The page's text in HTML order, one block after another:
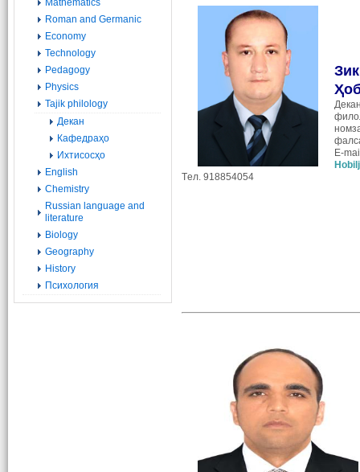
Mathematics
Roman and Germanic
Economy
Technology
Pedagogy
Physics
Tajik philology
Декан
Кафедраҳо
Ихтисосҳо
English
Chemistry
Russian language and
literature
Biology
Geography
History
Психология
E-
Tел. 918854054